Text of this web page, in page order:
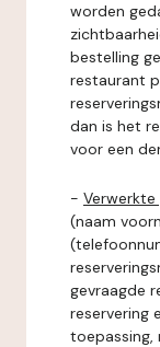
worden
bestelling
restaurant
dan is het
voor een
- Verwerkte
(naam
gevraagde
reservering
toepassing,